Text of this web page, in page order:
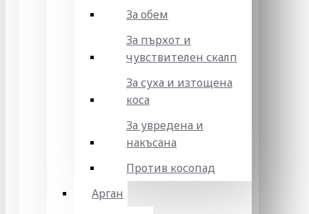
За обем
За пърхот и
чувствителен скалп
За суха и изтощена
коса
За увредена и
накъсана
Против косопад
Арган